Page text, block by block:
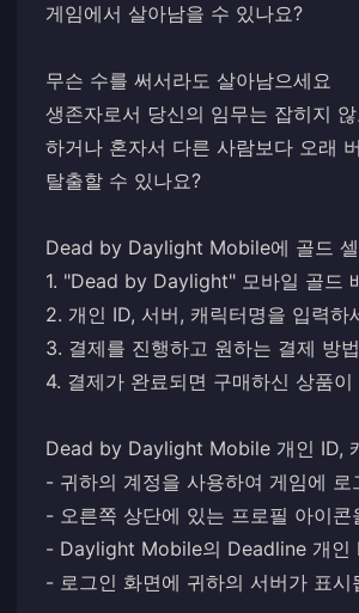
게임에서 살아남을 수 있나요?
무슨 수를 써서라도 살아남으세요
생존자로서 당신의 임무는 잡히지
하거나 혼자서 다른 사람보다 오래
탈출할 수 있나요?
Dead by Daylight Mobile에 골드
1. "Dead by Daylight" 모바일 골드
2. 개인 ID, 서버, 캐릭터명을 입력하
3. 결제를 진행하고 원하는 결제 방
4. 결제가 완료되면 구매하신 상품
Dead by Daylight Mobile 개인 ID,
- 귀하의 계정을 사용하여 게임에 로
- 오른쪽 상단에 있는 프로필 아이콘
- Daylight Mobile의 Deadline 개인
- 로그인 화면에 귀하의 서버가 표시